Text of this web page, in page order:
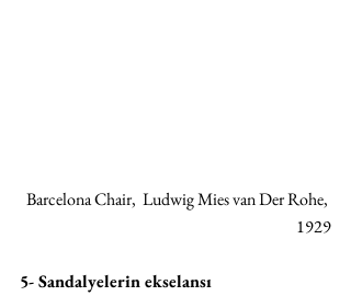
Barcelona Chair,  Ludwig Mies van Der Rohe,
1929
5- Sandalyelerin ekselansı